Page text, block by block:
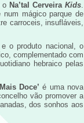
o Na’tal Cerveira Kids.
num mágico parque de
carroceis, insufláveis,
o produto nacional, o
complementado com
hebraico pelas
Doce’ é uma nova
vão promover a
dos sonhos aos